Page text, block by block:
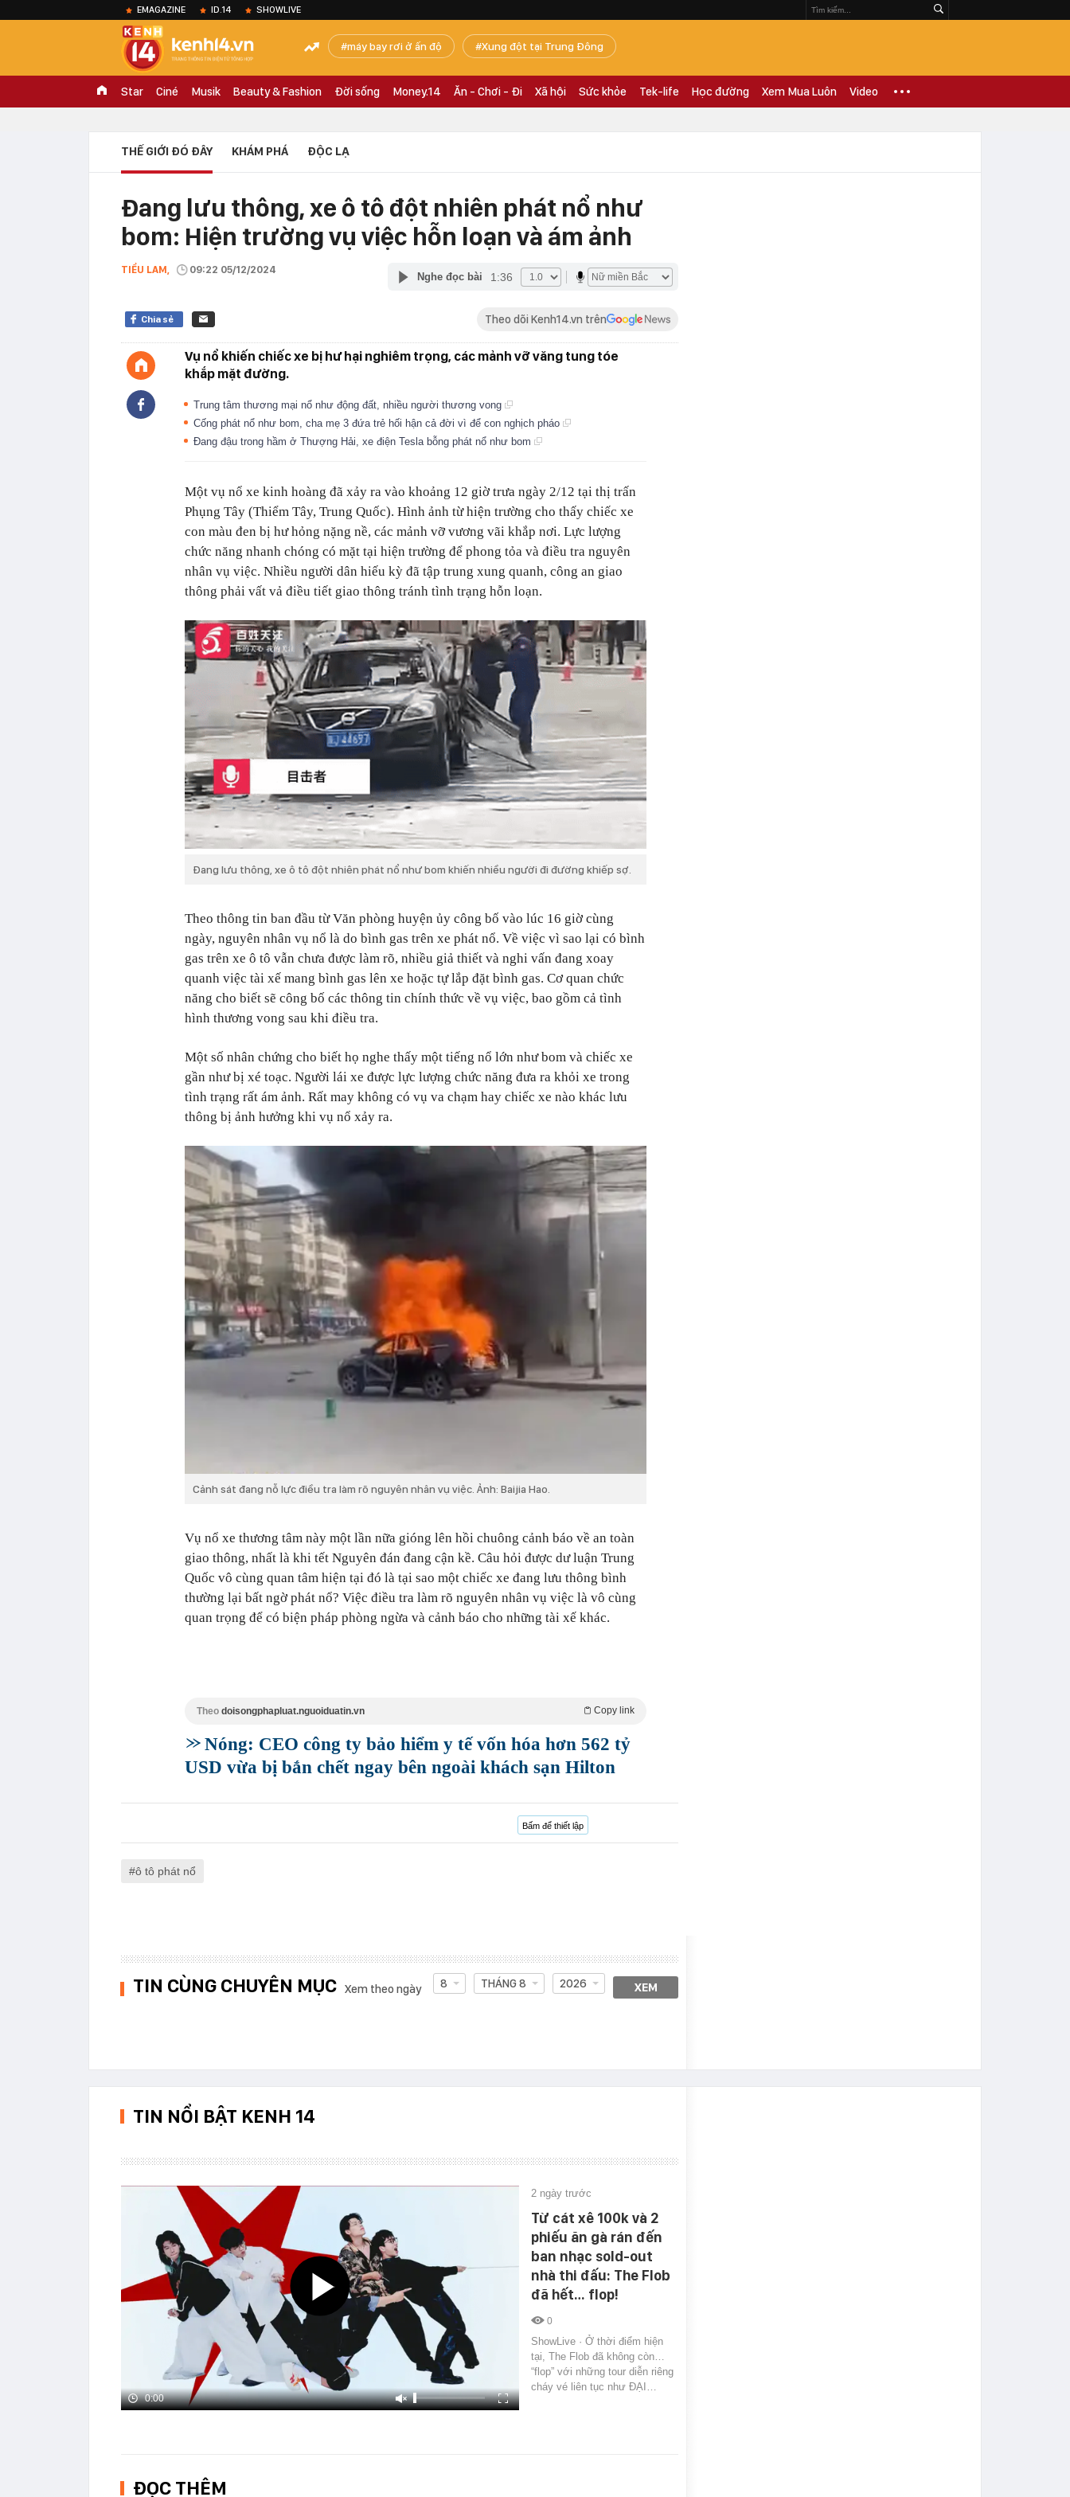
EMAGAZINE ID.14 SHOWLIVE
máy bay rơi ở ấn độ Xung đột tại Trung Đông
Star Ciné Musik Beauty & Fashion Đời sống Money.14 Ăn - Chơi - Đi Xã hội Sức khỏe Tek-life Học đường Xem Mua Luôn Video
THẾ GIỚI ĐÓ ĐÂY KHÁM PHÁ ĐỘC LẠ
Đang lưu thông, xe ô tô đột nhiên phát nổ như
bom: Hiện trường vụ việc hỗn loạn và ám ảnh
TIỂU LAM, 09:22 05/12/2024
Nghe đọc bài 1:36
Chia sẻ Theo dõi Kenh14.vn trên
Vụ nổ khiến chiếc xe bị hư hại nghiêm trọng, các mảnh vỡ văng tung tóe
khắp mặt đường.
Trung tâm thương mại nổ như động đất, nhiều người thương vong
Cống phát nổ như bom, cha mẹ 3 đứa trẻ hối hận cả đời vì để con nghịch pháo
Đang đậu trong hầm ở Thượng Hải, xe điện Tesla bỗng phát nổ như bom
Một vụ nổ xe kinh hoàng đã xảy ra vào khoảng 12 giờ trưa ngày 2/12 tại thị trấn
Phụng Tây (Thiểm Tây, Trung Quốc). Hình ảnh từ hiện trường cho thấy chiếc xe
con màu đen bị hư hỏng nặng nề, các mảnh vỡ vương vãi khắp nơi. Lực lượng
chức năng nhanh chóng có mặt tại hiện trường để phong tỏa và điều tra nguyên
nhân vụ việc. Nhiều người dân hiếu kỳ đã tập trung xung quanh, công an giao
thông phải vất vả điều tiết giao thông tránh tình trạng hỗn loạn.
Đang lưu thông, xe ô tô đột nhiên phát nổ như bom khiến nhiều người đi đường khiếp sợ.
Theo thông tin ban đầu từ Văn phòng huyện ủy công bố vào lúc 16 giờ cùng
ngày, nguyên nhân vụ nổ là do bình gas trên xe phát nổ. Về việc vì sao lại có bình
gas trên xe ô tô vẫn chưa được làm rõ, nhiều giả thiết và nghi vấn đang xoay
quanh việc tài xế mang bình gas lên xe hoặc tự lắp đặt bình gas. Cơ quan chức
năng cho biết sẽ công bố các thông tin chính thức về vụ việc, bao gồm cả tình
hình thương vong sau khi điều tra.
Một số nhân chứng cho biết họ nghe thấy một tiếng nổ lớn như bom và chiếc xe
gần như bị xé toạc. Người lái xe được lực lượng chức năng đưa ra khỏi xe trong
tình trạng rất ám ảnh. Rất may không có vụ va chạm hay chiếc xe nào khác lưu
thông bị ảnh hưởng khi vụ nổ xảy ra.
Cảnh sát đang nỗ lực điều tra làm rõ nguyên nhân vụ việc. Ảnh: Baijia Hao.
Vụ nổ xe thương tâm này một lần nữa gióng lên hồi chuông cảnh báo về an toàn
giao thông, nhất là khi tết Nguyên đán đang cận kề. Câu hỏi được dư luận Trung
Quốc vô cùng quan tâm hiện tại đó là tại sao một chiếc xe đang lưu thông bình
thường lại bất ngờ phát nổ? Việc điều tra làm rõ nguyên nhân vụ việc là vô cùng
quan trọng để có biện pháp phòng ngừa và cảnh báo cho những tài xế khác.
Theo doisongphapluat.nguoiduatin.vn Copy link
Nóng: CEO công ty bảo hiểm y tế vốn hóa hơn 562 tỷ
USD vừa bị bắn chết ngay bên ngoài khách sạn Hilton
Bấm để thiết lập
ô tô phát nổ
TIN CÙNG CHUYÊN MỤC Xem theo ngày 8 THÁNG 8 2026 XEM
TIN NỔI BẬT KENH 14
0:00
2 ngày trước
Từ cát xê 100k và 2
phiếu ăn gà rán đến
ban nhạc sold-out
nhà thi đấu: The Flob
đã hết… flop!
0
ShowLive · Ở thời điểm hiện
tại, The Flob đã không còn…
“flop” với những tour diễn riêng
cháy vé liên tục như ĐẠI…
ĐỌC THÊM